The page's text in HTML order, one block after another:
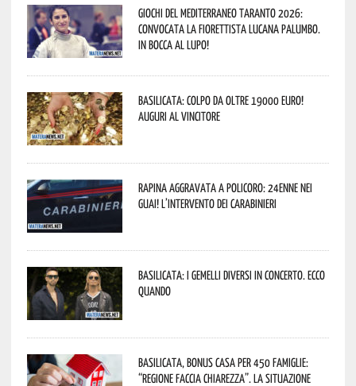
Giochi del Mediterraneo Taranto 2026:
convocata la fiorettista lucana Palumbo.
In bocca al lupo!
Basilicata: colpo da oltre 19000 Euro!
Auguri al vincitore
Rapina aggravata a Policoro: 24enne nei
guai! L’intervento dei Carabinieri
Basilicata: i Gemelli DiVersi in concerto. Ecco
quando
Basilicata, Bonus casa per 450 famiglie:
“Regione faccia chiarezza”. La situazione